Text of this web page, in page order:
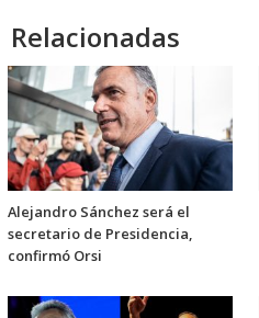
Relacionadas
Alejandro Sánchez será el
secretario de Presidencia,
confirmó Orsi